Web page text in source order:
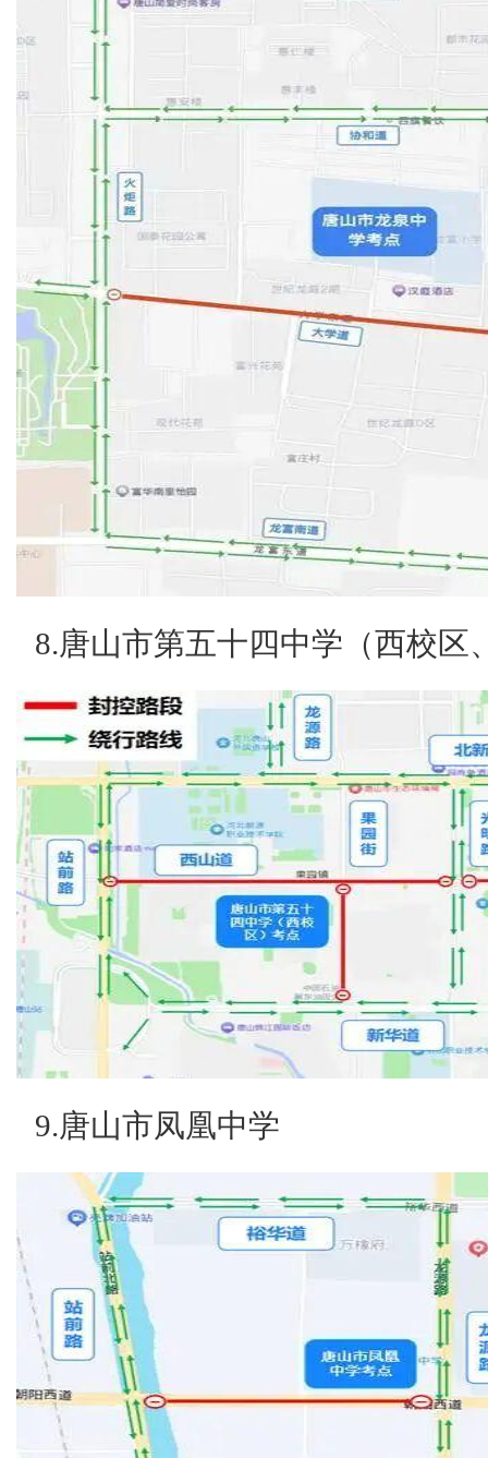
8.唐山市第五十四中学（西校区
9.唐山市凤凰中学